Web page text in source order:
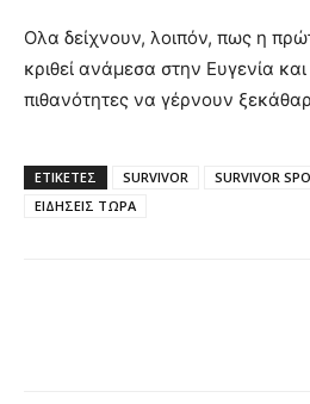
Ολα δείχνουν, λοιπόν, πως η
κριθεί ανάμεσα στην Ευγενία
πιθανότητες να γέρνουν
ΕΤΙΚΈΤΕΣ SURVIVOR SURVIVOR
ΕΙΔΗΣΕΙΣ ΤΩΡΑ